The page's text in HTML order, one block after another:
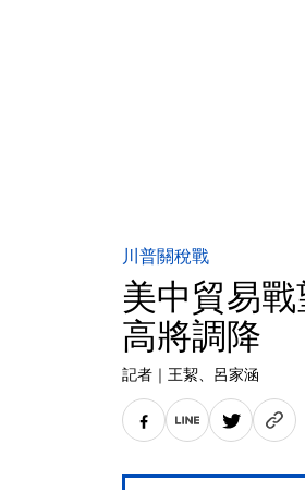
川普關稅戰
美中貿易
高將調降
記者 ｜ 王絜、呂家涵